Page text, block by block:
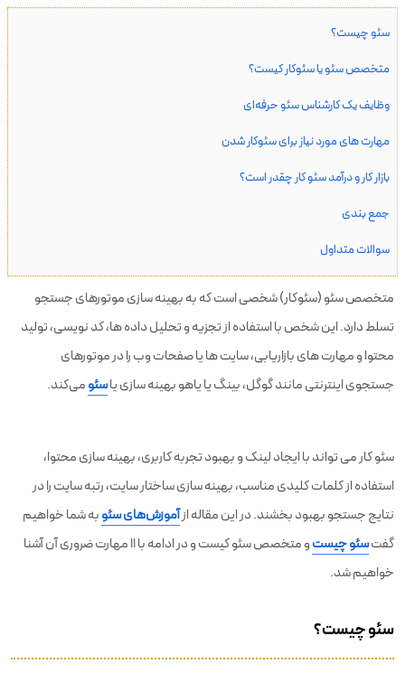
سئو چیست؟
متخصص سئو یا سئوکار کیست؟
وظایف یک کارشناس سئو حرفه‌ای
مهارت های مورد نیاز برای سئوکار شدن
بازار کار و درآمد سئو کار چقدر است؟
جمع بندی
سوالات متداول
متخصص سئو (سئوکار) شخصی است که به بهینه سازی موتورهای جستجو
تسلط دارد. این شخص با استفاده از تجزیه و تحلیل داده ها، کد نویسی، تولید
محتوا و مهارت های بازاریابی، سایت ها یا صفحات وب را در موتورهای
جستجوی اینترنتی مانند گوگل، بینگ یا یاهو بهینه سازی یاسئومی‌کند.
سئو کار می تواند با ایجاد لینک و بهبود تجربه کاربری، بهینه سازی محتوا،
استفاده از کلمات کلیدی مناسب، بهینه سازی ساختار سایت، رتبه سایت را در
نتایج جستجو بهبود بخشند. در این مقاله ازآموزش‌های سئوبه شما خواهیم
گفتسئو چیست
و متخصص سئو کیست و در ادامه با ۱۱ مهارت ضروری آن آشنا
خواهیم شد.
سئو چیست؟